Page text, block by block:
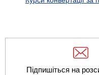
Підпишіться на